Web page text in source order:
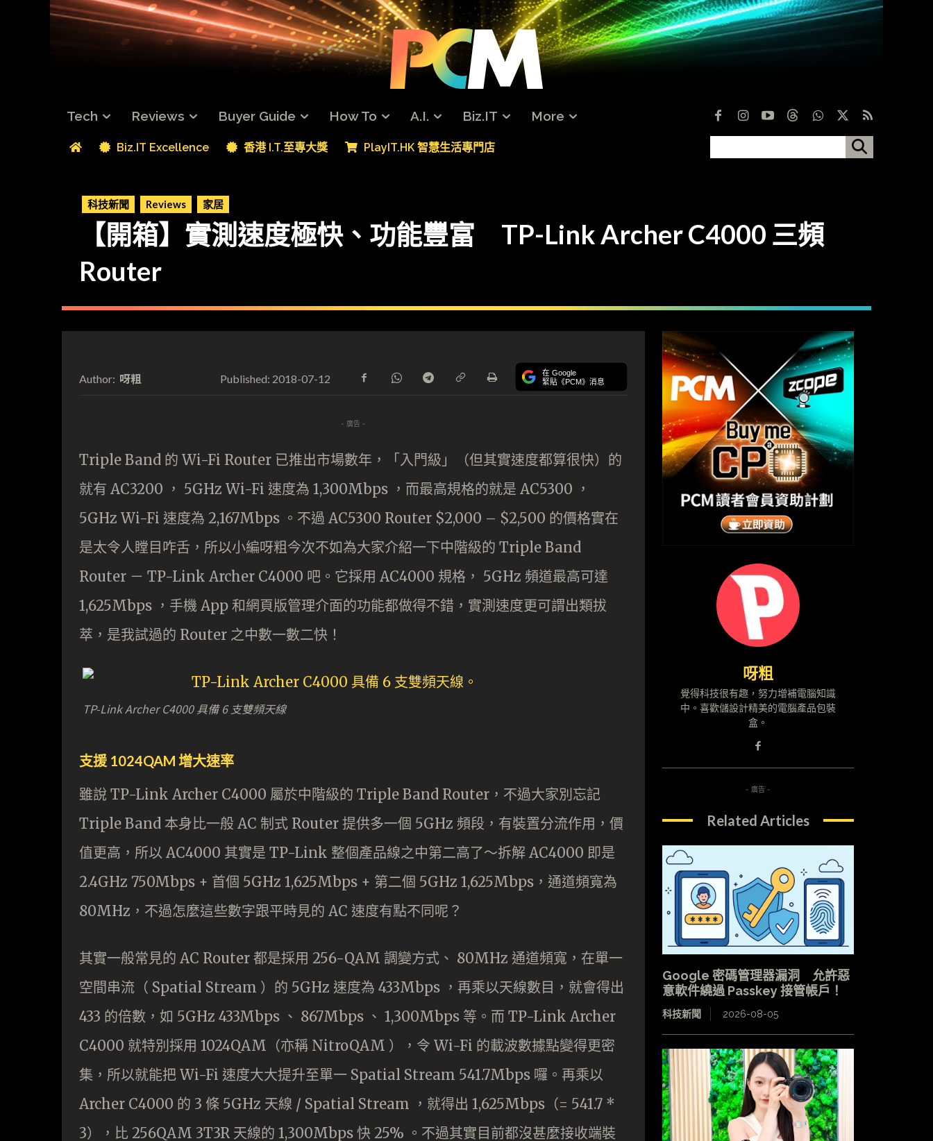
Tech Reviews Buyer Guide How To A.I. Biz.IT More
Biz.IT Excellence 香港 I.T.至專大獎 PlayIT.HK 智慧生活專門店
科技新聞 Reviews 家居
【開箱】實測速度極快、功能豐富 TP-Link Archer C4000 三頻
Router
Author: 呀粗 Published: 2018-07-12 在 Google
緊貼《PCM》消息
- 廣告 -
Triple Band 的 Wi-Fi Router 已推出市場數年，「入門級」（但其實速度都算很快）的
就有 AC3200 ， 5GHz Wi-Fi 速度為 1,300Mbps ，而最高規格的就是 AC5300 ，
5GHz Wi-Fi 速度為 2,167Mbps 。不過 AC5300 Router $2,000 – $2,500 的價格實在
是太令人瞠目咋舌，所以小編呀粗今次不如為大家介紹一下中階級的 Triple Band
Router － TP-Link Archer C4000 吧。它採用 AC4000 規格， 5GHz 頻道最高可達
1,625Mbps ，手機 App 和網頁版管理介面的功能都做得不錯，實測速度更可謂出類拔
萃，是我試過的 Router 之中數一數二快！
TP-Link Archer C4000 具備 6 支雙頻天線
支援 1024QAM 增大速率
雖說 TP-Link Archer C4000 屬於中階級的 Triple Band Router，不過大家別忘記
Triple Band 本身比一般 AC 制式 Router 提供多一個 5GHz 頻段，有裝置分流作用，價
值更高，所以 AC4000 其實是 TP-Link 整個產品線之中第二高了～拆解 AC4000 即是
2.4GHz 750Mbps + 首個 5GHz 1,625Mbps + 第二個 5GHz 1,625Mbps，通道頻寬為
80MHz，不過怎麼這些數字跟平時見的 AC 速度有點不同呢？
其實一般常見的 AC Router 都是採用 256-QAM 調變方式、 80MHz 通道頻寬，在單一
空間串流（ Spatial Stream ）的 5GHz 速度為 433Mbps ，再乘以天線數目，就會得出
433 的倍數，如 5GHz 433Mbps 、 867Mbps 、 1,300Mbps 等。而 TP-Link Archer
C4000 就特別採用 1024QAM（亦稱 NitroQAM ），令 Wi-Fi 的載波數據點變得更密
集，所以就能把 Wi-Fi 速度大大提升至單一 Spatial Stream 541.7Mbps 囉。再乘以
Archer C4000 的 3 條 5GHz 天線 / Spatial Stream ，就得出 1,625Mbps（= 541.7 *
3），比 256QAM 3T3R 天線的 1,300Mbps 快 25% 。不過其實目前都沒甚麼接收端裝
呀粗
覺得科技很有趣，努力增補電腦知識
中。喜歡儲設計精美的電腦產品包裝
盒。
- 廣告 -
Related Articles
Google 密碼管理器漏洞 允許惡
意軟件繞過 Passkey 接管帳戶！
科技新聞 2026-08-05